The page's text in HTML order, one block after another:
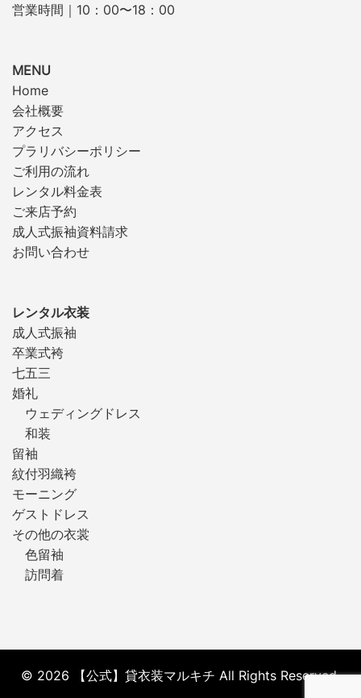
営業時間｜10：00〜18：00
MENU
Home
会社概要
アクセス
プラリバシーポリシー
ご利用の流れ
レンタル料金表
ご来店予約
成人式振袖資料請求
お問い合わせ
レンタル衣装
成人式振袖
卒業式袴
七五三
婚礼
ウェディングドレス
和装
留袖
紋付羽織袴
モーニング
ゲストドレス
その他の衣裳
色留袖
訪問着
© 2026 【公式】貸衣装マルキチ All Rights Reserved.